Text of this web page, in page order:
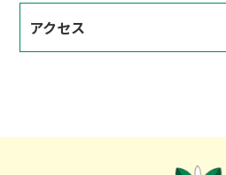
アクセス